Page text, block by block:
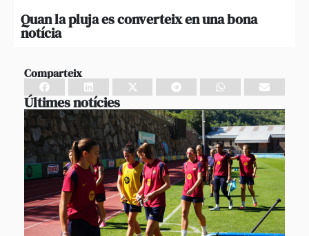
Quan la pluja es converteix en una bona
notícia
Comparteix
Últimes notícies